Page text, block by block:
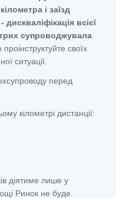
і заїзд
всієї
супроводжувала
своїх
ситуації.
перед
кілометрі дистанції:
діятиме лише у
Ринок не буде.